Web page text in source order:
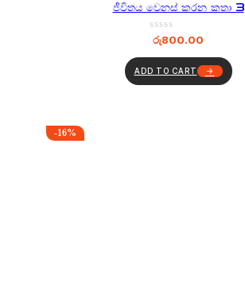
ජීවිතය වෙනස් කරන කතා 3
රු800.00
ADD TO CART
-16%